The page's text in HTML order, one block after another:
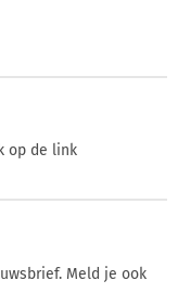
op de link
Meld je ook